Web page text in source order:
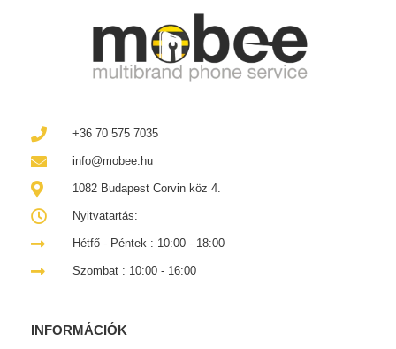
+36 70 575 7035
info@mobee.hu
1082 Budapest Corvin köz 4.
Nyitvatartás:
Hétfő - Péntek : 10:00 - 18:00
Szombat : 10:00 - 16:00
INFORMÁCIÓK